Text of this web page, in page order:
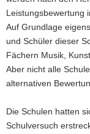
Leistungsbewertung
Auf Grundlage
und Schüler dieser
Fächern Musik,
Aber nicht alle
alternativen
Die Schulen hatten
Schulversuch